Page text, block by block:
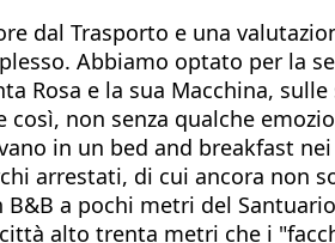
dal Trasporto e una
Abbiamo optato per la
Rosa e la sua Macchina,
non senza qualche
in un bed and breakfast
arrestati, di cui ancora non
a pochi metri del
alto trenta metri che i